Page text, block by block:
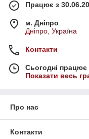
Працює з
м. Дніпро
Дніпро, Україна
Контакти
Сьогодні працює
Показати весь
Про нас
Контакти